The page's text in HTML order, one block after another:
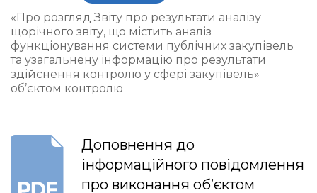
«Про розгляд Звіту про результати аналізу
щорічного звіту, що містить аналіз
функціонування системи публічних закупівель
та узагальнену інформацію про результати
здійснення контролю у сфері закупівель»
об’єктом контролю
Доповнення до
інформаційного повідомлення
про виконання об’єктом